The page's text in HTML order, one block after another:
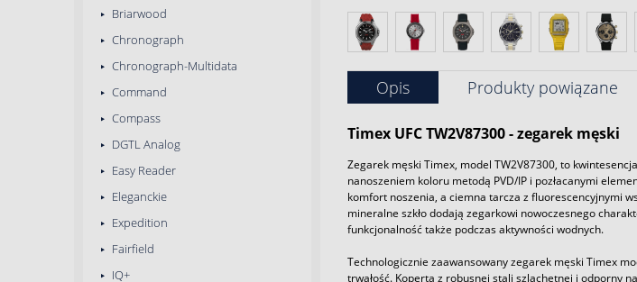
Briarwood
Chronograph
Chronograph-Multidata
Command
Compass
DGTL Analog
Easy Reader
Eleganckie
Expedition
Fairfield
IQ+
Opis Produkty powiązane
Timex UFC TW2V87300 - zegarek męski
Zegarek męski Timex, model TW2V87300, to
nanoszeniem koloru metodą PVD/IP i pozłacanymi
komfort noszenia, a ciemna tarcza z fluorescencyjnymi
mineralne szkło dodają zegarkowi nowoczesnego
funkcjonalność także podczas aktywności wodnych.
Technologicznie zaawansowany zegarek męski Timex
trwałość. Koperta z robusnej stali szlachetnej i odporny